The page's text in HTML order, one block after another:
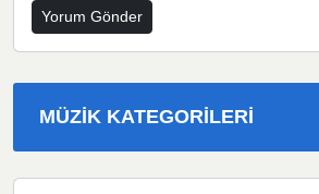
MÜZIK KATEGORILERI